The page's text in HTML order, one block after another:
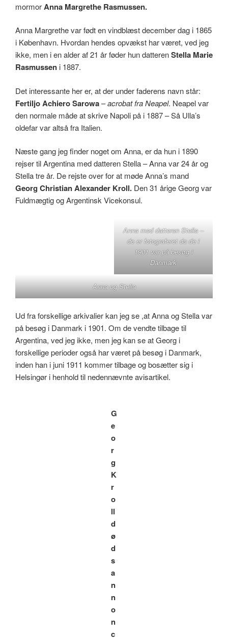
mormorAnna Margrethe Rasmussen.
Anna Margrethe var født en vindblæst december dag i 1865
i København. Hvordan hendes opvækst har været, ved jeg
ikke, men i en alder af 21 år føder hun datterenStella Marie
Rasmussen i 1887.
Det interessante her er, at der under faderens navn står:
Fertiljo Achiero Sarowa–acrobat fra Neapel. Neapel var
den normale måde at skrive Napoli på i 1887 – Så Ulla’s
oldefar var altså fra Italien.
Næste gang jeg finder noget om Anna, er da hun i 1890
rejser til Argentina med datteren Stella – Anna var 24 år og
Stella tre år. De rejste over for at møde Anna’s mand
Georg Christian Alexander Kroll. Den 31 årige Georg var
Fuldmægtig og Argentinsk Vicekonsul.
Anna med datteren Stella –
de er fotograferet da de i
1901 var på besøg i
Danmark
Anna og Stella
Ud fra forskellige arkivalier kan jeg se ,at Anna og Stella var
på besøg i Danmark i 1901. Om de vendte tilbage til
Argentina, ved jeg ikke, men jeg kan se at Georg i
forskellige perioder også har været på besøg i Danmark,
inden han i juni 1911 kommer tilbage og bosætter sig i
Helsingør i henhold til nedennævnte avisartikel.
G
e
o
r
g
K
r
o
ll
d
ø
d
s
a
n
n
o
n
c